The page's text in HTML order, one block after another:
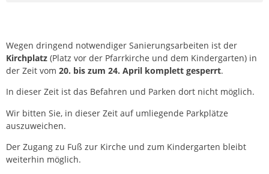
Wegen dringend notwendiger Sanierungsarbeiten ist der
Kirchplatz (Platz vor der Pfarrkirche und dem Kindergarten) in
der Zeit vom 20. bis zum 24. April komplett gesperrt.
In dieser Zeit ist das Befahren und Parken dort nicht möglich.
Wir bitten Sie, in dieser Zeit auf umliegende Parkplätze
auszuweichen.
Der Zugang zu Fuß zur Kirche und zum Kindergarten bleibt
weiterhin möglich.